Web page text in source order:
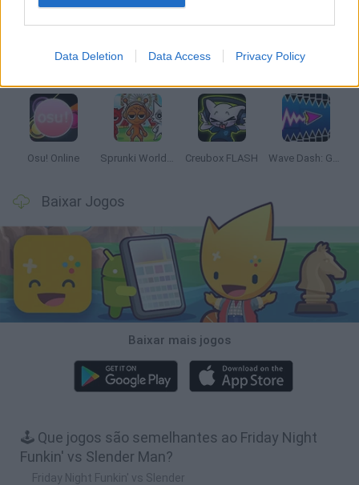
Data Deletion Data Access Privacy Policy
Osu! Online Sprunki World Online RP: Play with Friends! Creubox FLASH Wave Dash: Geometry Arrow
Baixar Jogos
Baixar mais jogos
🕹️ Que jogos são semelhantes ao Friday Night
Funkin' vs Slender Man?
Friday Night Funkin' vs Slender